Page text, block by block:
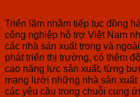
Triển lãm nhằm tiếp tục đồng
công nghiệp hỗ trợ Việt Nam
các nhà sản xuất trong và
phát triển thị trường, có thêm
cao năng lực sản xuất, từng
mạng lưới những nhà sản xuất
các yêu cầu trong chuỗi cung